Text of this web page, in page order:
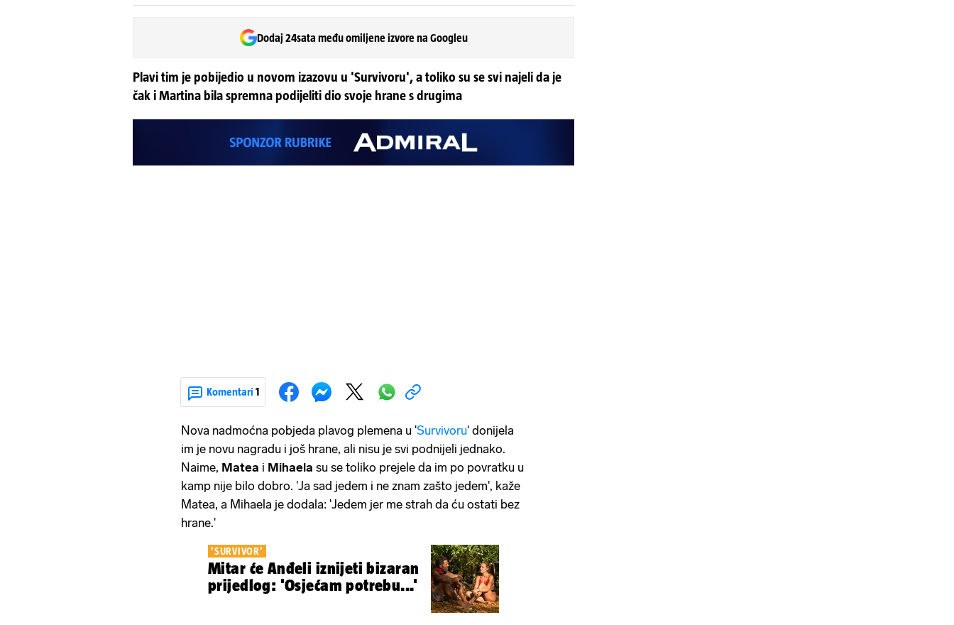
Dodaj 24sata među omiljene izvore na Googleu
Plavi tim je pobijedio u novom izazovu u 'Survivoru', a toliko su se svi najeli da je
čak i Martina bila spremna podijeliti dio svoje hrane s drugima
Komentari 1
Nova nadmoćna pobjeda plavog plemena u 'Survivoru' donijela
im je novu nagradu i još hrane, ali nisu je svi podnijeli jednako.
Naime, Matea i Mihaela su se toliko prejele da im po povratku u
kamp nije bilo dobro. 'Ja sad jedem i ne znam zašto jedem', kaže
Matea, a Mihaela je dodala: 'Jedem jer me strah da ću ostati bez
hrane.'
'SURVIVOR'
Mitar će Anđeli iznijeti bizaran
prijedlog: 'Osjećam potrebu...'